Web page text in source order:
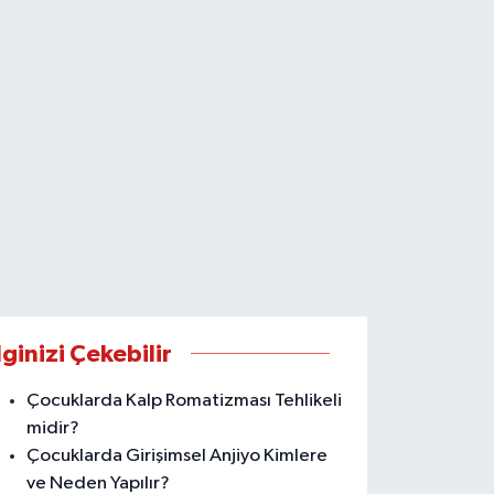
Çekebilir
Çocuklarda Kalp Romatizması Tehlikeli
midir?
Çocuklarda Girişimsel Anjiyo Kimlere
ve Neden Yapılır?